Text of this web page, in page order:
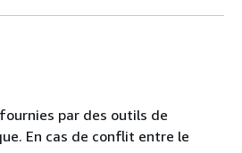
par des outils de
En cas de conflit entre le